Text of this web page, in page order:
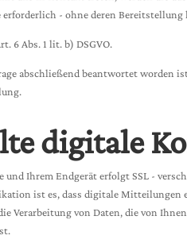
- ohne deren
6 Abs. 1 lit. b) DSGVO.
abschließend beantwortet worden
digitale
Ihrem Endgerät erfolgt SSL -
ist es, dass digitale
Verarbeitung von Daten, die von